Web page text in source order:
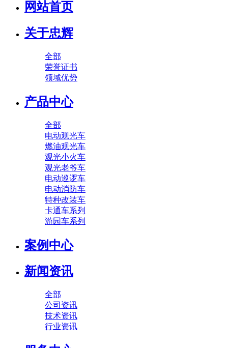
网站首页
关于忠辉
全部
荣誉证书
领域优势
产品中心
全部
电动观光车
燃油观光车
观光小火车
观光老爷车
电动巡逻车
电动消防车
特种改装车
卡通车系列
游园车系列
案例中心
新闻资讯
全部
公司资讯
技术资讯
行业资讯